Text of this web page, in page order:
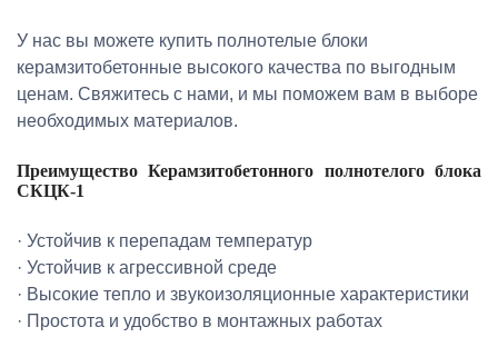
У нас вы можете купить полнотелые блоки
керамзитобетонные высокого качества по выгодным
ценам. Свяжитесь с нами, и мы поможем вам в выборе
необходимых материалов.
Преимущество Керамзитобетонного полнотелого блока
СКЦК-1
· Устойчив к перепадам температур
· Устойчив к агрессивной среде
· Высокие тепло и звукоизоляционные характеристики
· Простота и удобство в монтажных работах